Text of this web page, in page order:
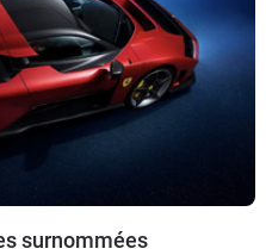
surnommées